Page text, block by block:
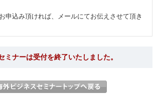
申込み頂ければ、メールにてお伝えさせて頂き
ミナーは受付を終了いたしました。